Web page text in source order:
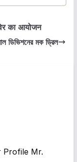
का आयोजन
ডিভিশনের মক ড্রিল
Profile Mr.